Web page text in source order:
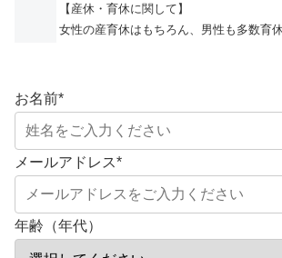
【産休・育休に関して】
女性の産育休はもちろん、男性も多数育
お名前*
メールアドレス*
年齢（年代）